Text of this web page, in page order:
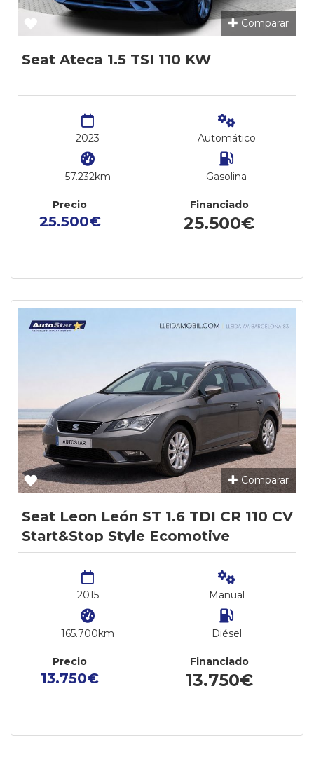
Comparar
Seat Ateca 1.5 TSI 110 KW
2023
57.232km
Automático
Gasolina
Precio
25.500€
Financiado
25.500€
Comparar
Seat Leon León ST 1.6 TDI CR 110 CV
Start&Stop Style Ecomotive
2015
165.700km
Manual
Diésel
Precio
13.750€
Financiado
13.750€